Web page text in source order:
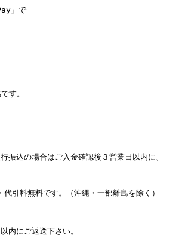
」で
す。
振込の場合はご入金確認後３営業日以内に、
引料無料です。（沖縄・一部離島を除く）
内にご返送下さい。